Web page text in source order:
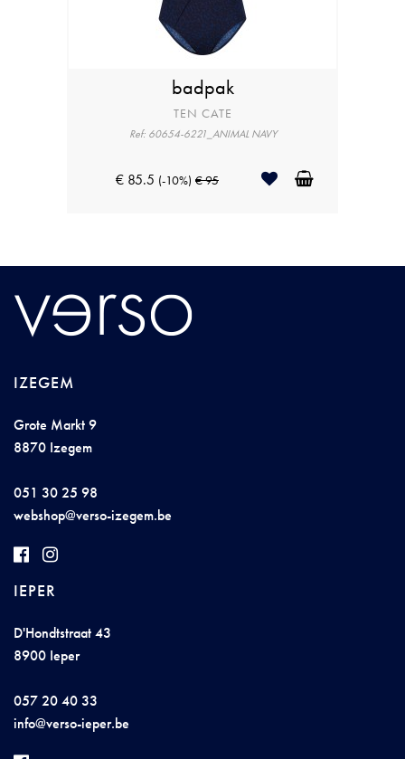
badpak
TEN CATE
Ref: 60654-6221_ANIMAL NAVY
€ 85.5 (-10%) € 95
IZEGEM
Grote Markt 9
8870 Izegem
051 30 25 98
webshop@verso-izegem.be
IEPER
D'Hondtstraat 43
8900 Ieper
057 20 40 33
info@verso-ieper.be